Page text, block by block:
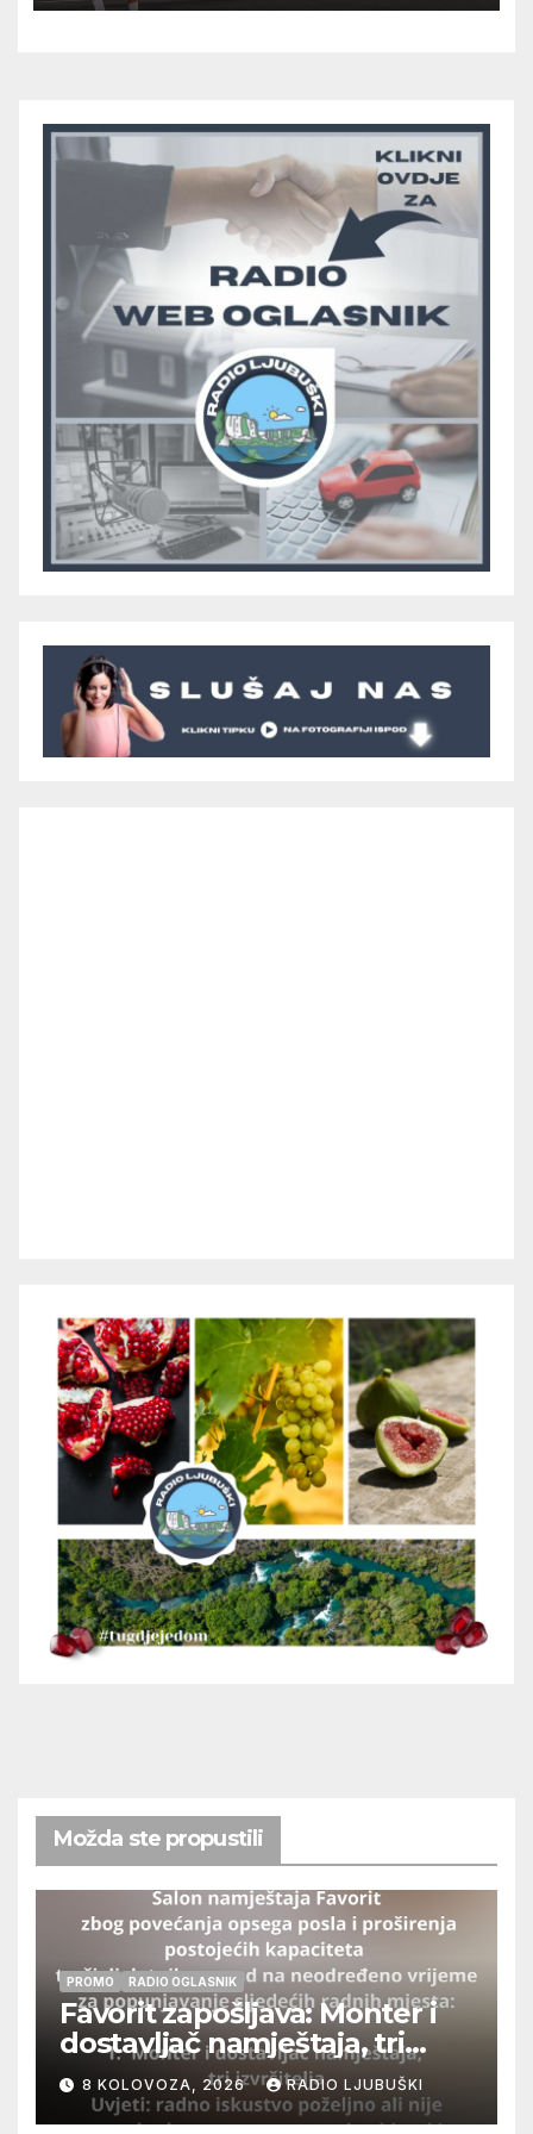
večeras počinje četvrtfinale
Možda ste propustili
PROMO RADIO OGLASNIK
Favorit zapošljava: Monter i
dostavljač namještaja, tri
izvršitelja
8 KOLOVOZA, 2026 RADIO LJUBUŠKI